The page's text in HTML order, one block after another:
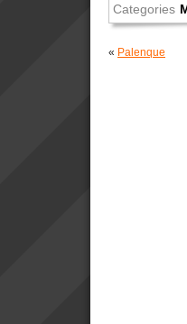
Categories
« Palenque